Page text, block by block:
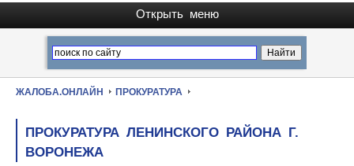
ЖАЛОБА.ОНЛАЙН ПРОКУРАТУРА
ПРОКУРАТУРА ЛЕНИНСКОГО РАЙОНА Г.
ВОРОНЕЖА